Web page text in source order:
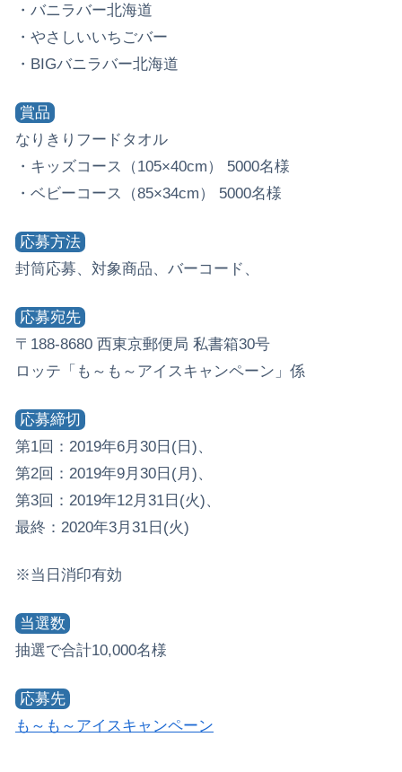
・バニラバー北海道
・やさしいいちごバー
・BIGバニラバー北海道
賞品
なりきりフードタオル
・キッズコース（105×40cm） 5000名様
・ベビーコース（85×34cm） 5000名様
応募方法
封筒応募、対象商品、バーコード、
応募宛先
〒188-8680 西東京郵便局 私書箱30号
ロッテ「も～も～アイスキャンペーン」係
応募締切
第1回：2019年6月30日(日)、
第2回：2019年9月30日(月)、
第3回：2019年12月31日(火)、
最終：2020年3月31日(火)
※当日消印有効
当選数
抽選で合計10,000名様
応募先
も～も～アイスキャンペーン